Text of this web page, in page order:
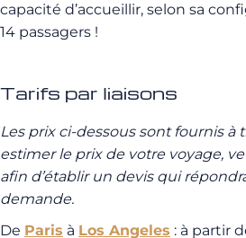
capacité d’accueillir, selon sa
14 passagers !
Tarifs par liaisons
Les prix ci-dessous sont fournis à
estimer le prix de votre voyage,
afin d’établir un devis qui
demande.
De Paris à Los Angeles : à partir